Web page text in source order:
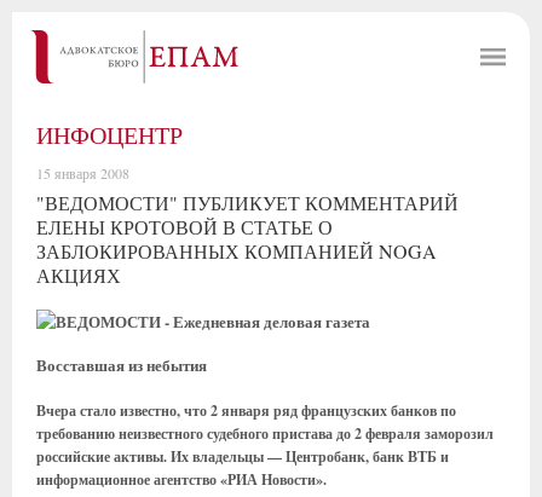
ИНФОЦЕНТР
15 января 2008
"ВЕДОМОСТИ" ПУБЛИКУЕТ КОММЕНТАРИЙ
ЕЛЕНЫ КРОТОВОЙ В СТАТЬЕ О
ЗАБЛОКИРОВАННЫХ КОМПАНИЕЙ NOGA
АКЦИЯХ
Восставшая из небытия
Вчера стало известно, что 2 января ряд французских банков по
требованию неизвестного судебного пристава до 2 февраля заморозил
российские активы. Их владельцы — Центробанк, банк ВТБ и
информационное агентство «РИА Новости».